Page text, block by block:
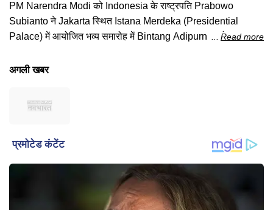
PM Narendra Modi को Indonesia के राष्ट्रपति Prabowo
Subianto ने Jakarta स्थित Istana Merdeka (Presidential
Palace) में आयोजित भव्य समारोह में Bintang Adipurna, जो
किया। यह सम्मान India-Indonesia Bilateral Relations और
#prabowosubianto #bintangadipurna #indiaindonesia
#globalleadership #foreignpolicy #istanamerdeka
#timesnownavbharat #newsupdate #modiinindonesia
Read more
अगली खबर